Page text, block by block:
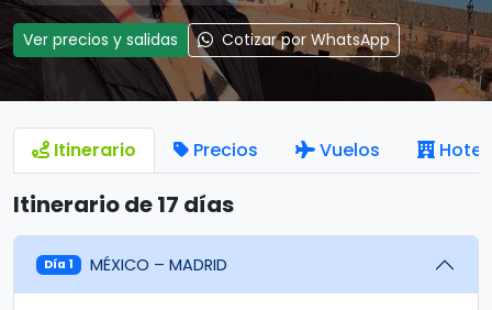
Ver precios y salidas Cotizar por WhatsApp
Itinerario Precios Vuelos
Itinerario de 17 días
Día 1 MÉXICO – MADRID